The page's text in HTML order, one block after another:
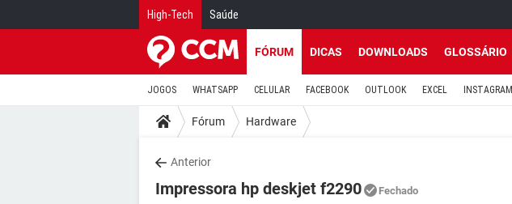
High-Tech Saúde
FÓRUM DICAS DOWNLOADS GLOSSÁRIO
JOGOS WHATSAPP CELULAR FACEBOOK OUTLOOK EXCEL INSTAGRAM
Fórum Hardware
Anterior
Impressora hp deskjet f2290 Fechado